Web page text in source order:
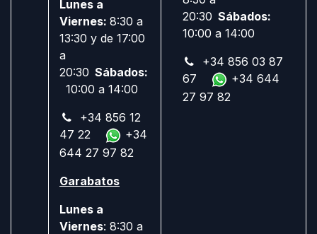
Lunes a
Viernes: 8:30 a
13:30 y de 17:00
a
20:30 Sábados:
10:00 a 14:00
+34 856 12
47 22
+34
644 27 97 82
Garabatos
Lunes a
Viernes: 8:30 a
20:30 Sábados:
10:00 a 14:00
+34 856 03 87
67
+34 644
27 97 82